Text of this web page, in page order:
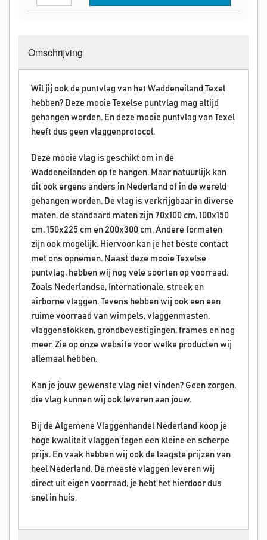
Omschrijving
Wil jij ook de puntvlag van het Waddeneiland Texel
hebben? Deze mooie Texelse puntvlag mag altijd
gehangen worden. En deze mooie puntvlag van Texel
heeft dus geen vlaggenprotocol.
Deze mooie vlag is geschikt om in de
Waddeneilanden op te hangen. Maar natuurlijk kan
dit ook ergens anders in Nederland of in de wereld
gehangen worden. De vlag is verkrijgbaar in diverse
maten, de standaard maten zijn 70x100 cm, 100x150
cm, 150x225 cm en 200x300 cm. Andere formaten
zijn ook mogelijk. Hiervoor kan je het beste contact
met ons opnemen. Naast deze mooie Texelse
puntvlag, hebben wij nog vele soorten op voorraad.
Zoals Nederlandse, Internationale, streek en
airborne vlaggen. Tevens hebben wij ook een een
ruime voorraad van wimpels, vlaggenmasten,
vlaggenstokken, grondbevestigingen, frames en nog
meer. Zie op onze website voor welke producten wij
allemaal hebben.
Kan je jouw gewenste vlag niet vinden? Geen zorgen,
die vlag kunnen wij ook leveren aan jouw.
Bij de Algemene Vlaggenhandel Nederland koop je
hoge kwaliteit vlaggen tegen een kleine en scherpe
prijs. En vaak hebben wij ook de laagste prijzen van
heel Nederland. De meeste vlaggen leveren wij
direct uit eigen voorraad, je hebt het hierdoor dus
snel in huis.